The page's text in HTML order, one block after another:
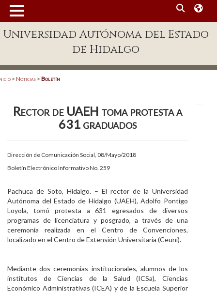
Enlaces
Patronato
Publicaciones en línea
Acreditación Internacional
Alumnado
Aspirantes
Personal
Visitantes
Universidad Autónoma del Estado
de Hidalgo
> Noticias > Boletín
Rector de UAEH toma protesta a
631 graduados
Dirección de Comunicación Social, 08/Mayo/2018
Boletín Electrónico Informativo No. 259
Pachuca de Soto, Hidalgo. – El rector de la Universidad
Autónoma del Estado de Hidalgo (UAEH), Adolfo Pontigo
Loyola, tomó protesta a 631 egresados de diversos
programas de licenciatura y posgrado, a través de una
ceremonia realizada en el Centro de Convenciones,
localizado en el Centro de Extensión Universitaria (Ceuni).
Mediante dos ceremonias institucionales, alumnos de los
institutos de Ciencias de la Salud (ICSa), Ciencias
Económico Administrativas (ICEA) y de la Escuela Superior